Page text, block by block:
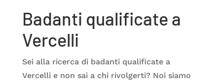
Badanti qualificate a
Vercelli
Sei alla ricerca di badanti qualificate a
Vercelli e non sai a chi rivolgerti? Noi siamo